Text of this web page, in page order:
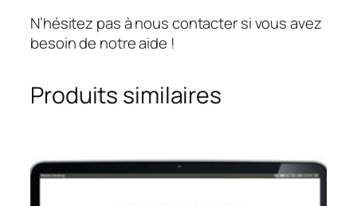
N’hésitez pas à nous contacter si vous avez
besoin de notre aide !
Produits similaires